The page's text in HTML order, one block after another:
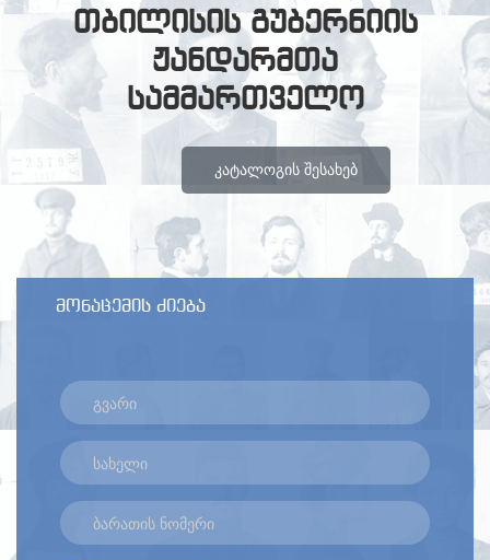
თბილისის გუბერნიის
ჟანდარმთა
სამმართველო
ᲙᲐᲢᲐᲚᲝᲒᲘᲡ ᲨᲔᲡᲐᲮᲔᲑ
მონაცემის ძიება